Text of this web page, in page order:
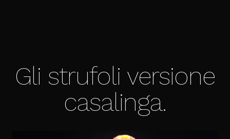
Gli strufoli versione
casalinga.